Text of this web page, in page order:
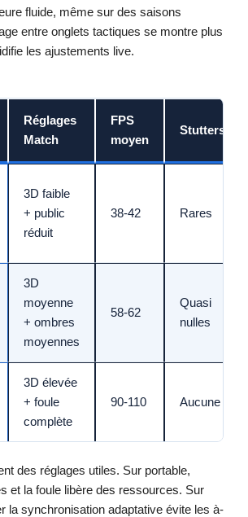
fluide, même sur des saisons
entre onglets tactiques se montre plus
les ajustements live.
Réglages
Match
FPS
moyen
Stutters
3D faible
+ public
réduit
38-42 Rares
3D
moyenne
+ ombres
moyennes
58-62
Quasi
nulles
3D élevée
+ foule
complète
90-110 Aucune
des réglages utiles. Sur portable,
et la foule libère des ressources. Sur
la synchronisation adaptative évite les à-